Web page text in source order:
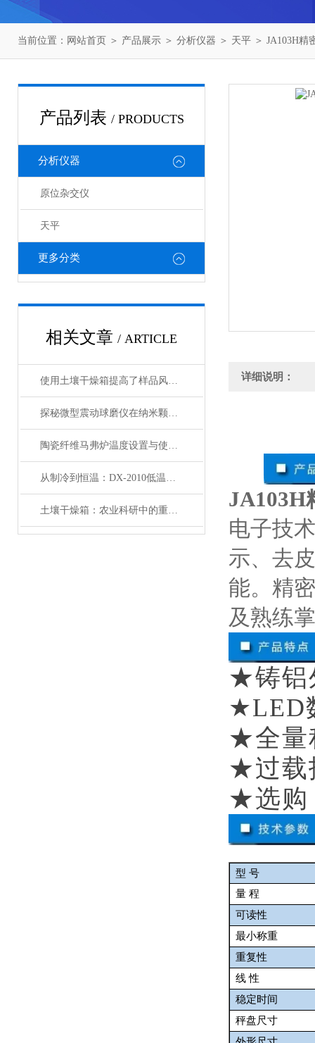
当前位置： 网站首页 ＞ 产品展示 ＞ 分析仪器 ＞ 天平 ＞ JA103H精
产品列表 / PRODUCTS
分析仪器
原位杂交仪
天平
更多分类
相关文章 / ARTICLE
使用土壤干燥箱提高了样品风干效率
探秘微型震动球磨仪在纳米颗粒制备中的关键作用
陶瓷纤维马弗炉温度设置与使用方法
从制冷到恒温：DX-2010低温恒温循环器的核心原理解析
土壤干燥箱：农业科研中的重要工具
详细说明：
JA103H
电子技
示、去
能。精
及熟练
★铸铝
★LED
★全量
★过载
★选购
型 号
量 程
可读性
最小称重
重复性
线 性
稳定时间
秤盘尺寸